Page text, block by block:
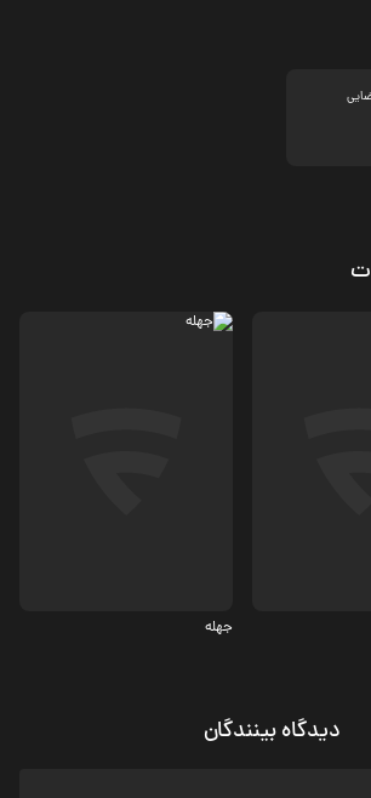
جهله
دیدگاه بینندگان